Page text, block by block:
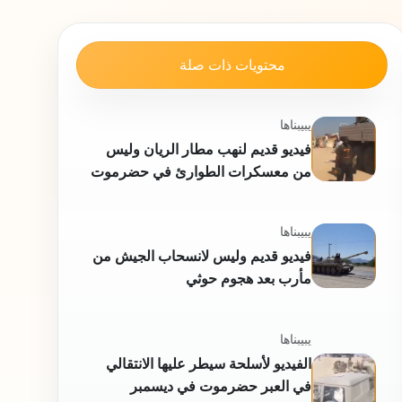
محتويات ذات صلة
يبيبناها
فيديو قديم لنهب مطار الريان وليس
من معسكرات الطوارئ في حضرموت
يبيبناها
فيديو قديم وليس لانسحاب الجيش من
مأرب بعد هجوم حوثي
يبيبناها
الفيديو لأسلحة سيطر عليها الانتقالي
في العبر حضرموت في ديسمبر